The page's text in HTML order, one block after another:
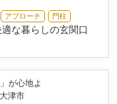
アプローチ 門柱
な暮らしの玄関口